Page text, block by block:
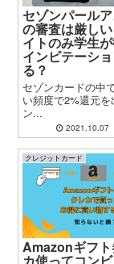
セゾンパール
の審査は厳し
イトのみ学生
インビテーシ
る？
セゾンカードの中
い頻度で2%還元
ン...
2021.10.07
クレジットカード
Amazonギフ